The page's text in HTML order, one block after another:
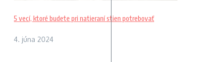
5 vecí, ktoré budete pri natieraní stien potrebovať
4. júna 2024